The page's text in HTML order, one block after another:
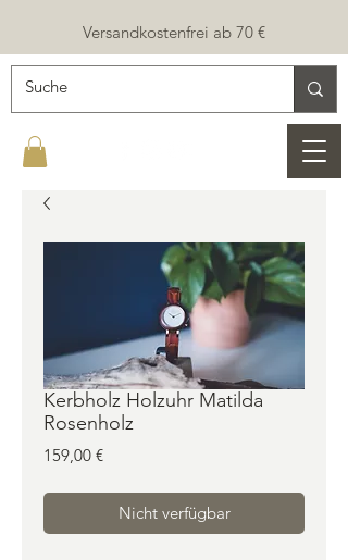
Versandkostenfrei ab 70 €
Kerbholz Holzuhr Matilda
Rosenholz
159,00 €Preis
Nicht verfügbar